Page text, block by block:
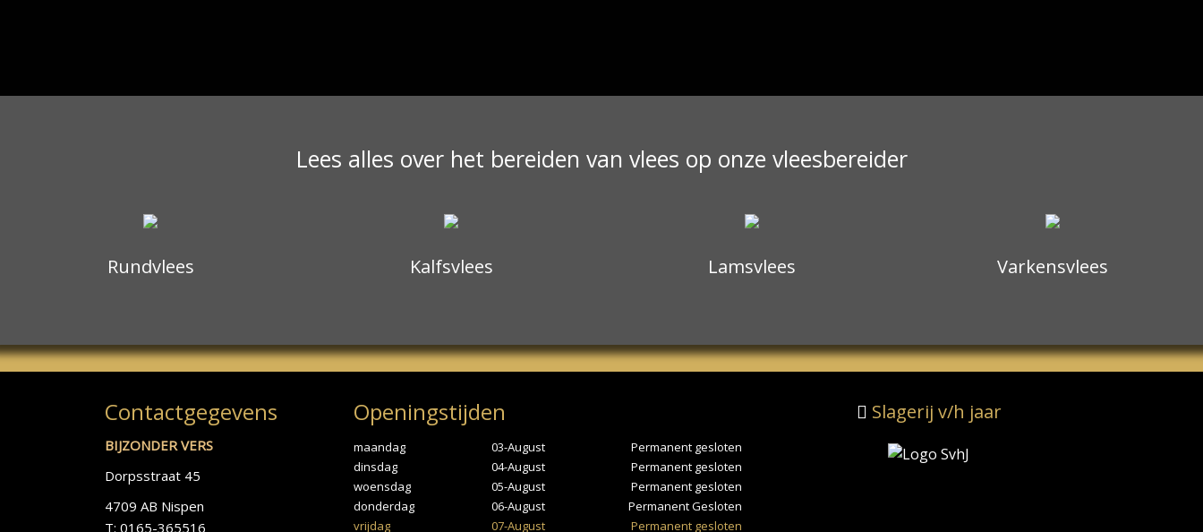
Lees alles over het bereiden van vlees op onze vleesbereider
Rundvlees Kalfsvlees Lamsvlees Varkensvlees
Contactgegevens
BIJZONDER VERS
Dorpsstraat 45
4709 AB Nispen
T: 0165-365516
Openingstijden
maandag 03-August
Permanent gesloten
dinsdag
04-August
Permanent gesloten
woensdag
05-August
Permanent gesloten
donderdag
06-August
Permanent Gesloten
vrijdag
07-August Permanent gesloten
Slagerij v/h jaar